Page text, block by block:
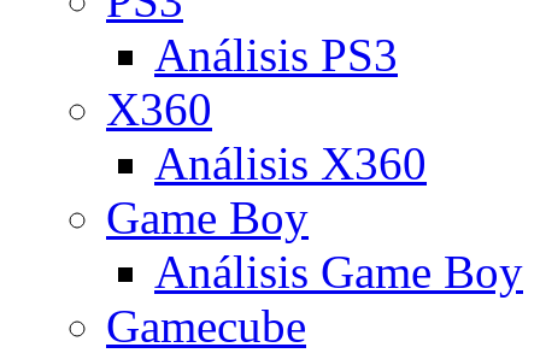
Análisis PS3
X360
Análisis X360
Game Boy
Análisis Game Boy
Gamecube